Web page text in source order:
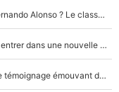
Max Verstappen, Lewis Hamilton… et bientôt Fernando Alonso ? Le classement des pilotes les mieux payés en Formule 1 risque de changer !
F1 - Alpine signe un accord «impensable» et va entrer dans une nouvelle dimension : Grande nouvelle pour Pierre Gasly !
F1 : « Je lui ai fait un câlin, puis j’ai dû partir...», le témoignage émouvant de Max Verstappen sur sa fille